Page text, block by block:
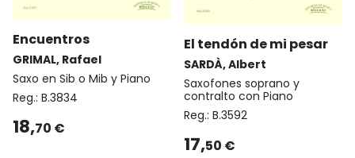
Encuentros
GRIMAL, Rafael
Saxo en Sib o Mib y Piano
Reg.: B.3834
18,70 €
El tendón de mi pesar
SARDÀ, Albert
Saxofones soprano y
contralto con Piano
Reg.: B.3592
17,50 €